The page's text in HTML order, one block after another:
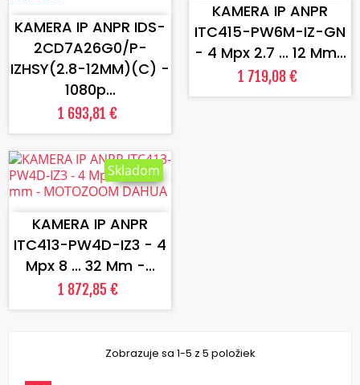
KAMERA IP ANPR IDS-
2CD7A26G0/P-
IZHSY(2.8-12MM)(C) -
1080p...
1 693,81 €
KAMERA IP ANPR
ITC415-PW6M-IZ-GN
- 4 Mpx 2.7 ... 12 Mm...
1 719,08 €
VLOŽIŤ DO KOŠÍKA
KAMERA IP ANPR
ITC413-PW4D-IZ3 - 4
Mpx 8 ... 32 Mm -...
1 872,85 €
Skladom
Zobrazuje sa 1-5 z 5 položiek